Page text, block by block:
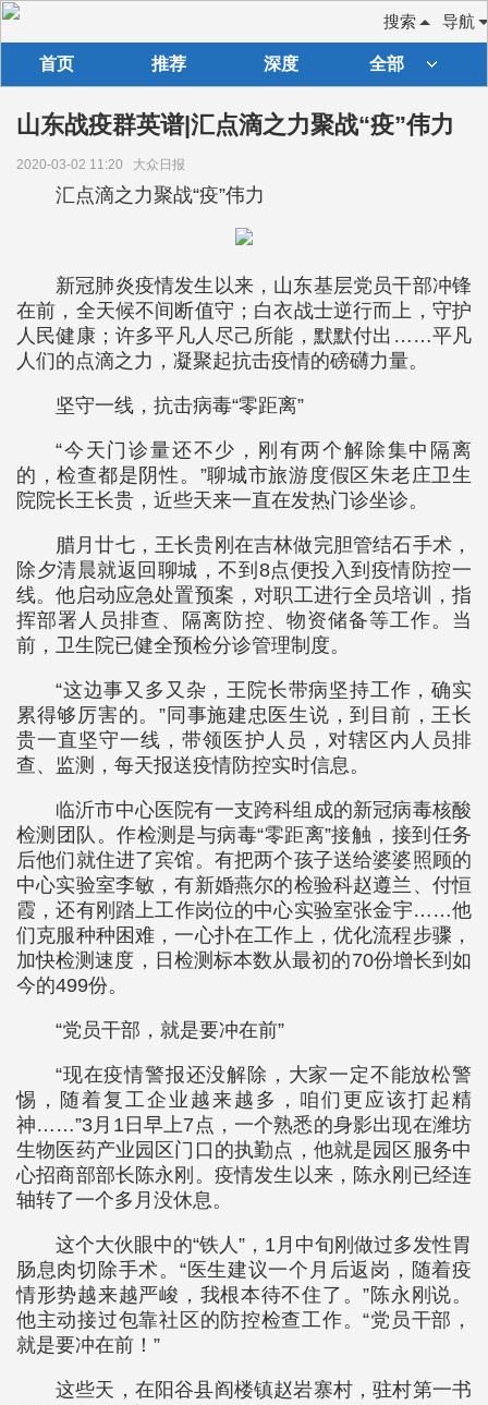
导航
搜索
首页 推荐 深度 全部
山东战疫群英谱|汇点滴之力聚战“疫”伟力
2020-03-02 11:20 大众日报
汇点滴之力聚战“疫”伟力
新冠肺炎疫情发生以来，山东基层党员干部冲锋
在前，全天候不间断值守；白衣战士逆行而上，守护
人民健康；许多平凡人尽己所能，默默付出……平凡
人们的点滴之力，凝聚起抗击疫情的磅礴力量。
坚守一线，抗击病毒“零距离”
“今天门诊量还不少，刚有两个解除集中隔离
的，检查都是阴性。”聊城市旅游度假区朱老庄卫生
院院长王长贵，近些天来一直在发热门诊坐诊。
腊月廿七，王长贵刚在吉林做完胆管结石手术，
除夕清晨就返回聊城，不到8点便投入到疫情防控一
线。他启动应急处置预案，对职工进行全员培训，指
挥部署人员排查、隔离防控、物资储备等工作。当
前，卫生院已健全预检分诊管理制度。
“这边事又多又杂，王院长带病坚持工作，确实
累得够厉害的。”同事施建忠医生说，到目前，王长
贵一直坚守一线，带领医护人员，对辖区内人员排
查、监测，每天报送疫情防控实时信息。
临沂市中心医院有一支跨科组成的新冠病毒核酸
检测团队。作检测是与病毒“零距离”接触，接到任务
后他们就住进了宾馆。有把两个孩子送给婆婆照顾的
中心实验室李敏，有新婚燕尔的检验科赵遵兰、付恒
霞，还有刚踏上工作岗位的中心实验室张金宇……他
们克服种种困难，一心扑在工作上，优化流程步骤，
加快检测速度，日检测标本数从最初的70份增长到如
今的499份。
“党员干部，就是要冲在前”
“现在疫情警报还没解除，大家一定不能放松警
惕，随着复工企业越来越多，咱们更应该打起精
神……”3月1日早上7点，一个熟悉的身影出现在潍坊
生物医药产业园区门口的执勤点，他就是园区服务中
心招商部部长陈永刚。疫情发生以来，陈永刚已经连
轴转了一个多月没休息。
这个大伙眼中的“铁人”，1月中旬刚做过多发性胃
肠息肉切除手术。“医生建议一个月后返岗，随着疫
情形势越来越严峻，我根本待不住了。”陈永刚说。
他主动接过包靠社区的防控检查工作。“党员干部，
就是要冲在前！”
这些天，在阳谷县阎楼镇赵岩寨村，驻村第一书